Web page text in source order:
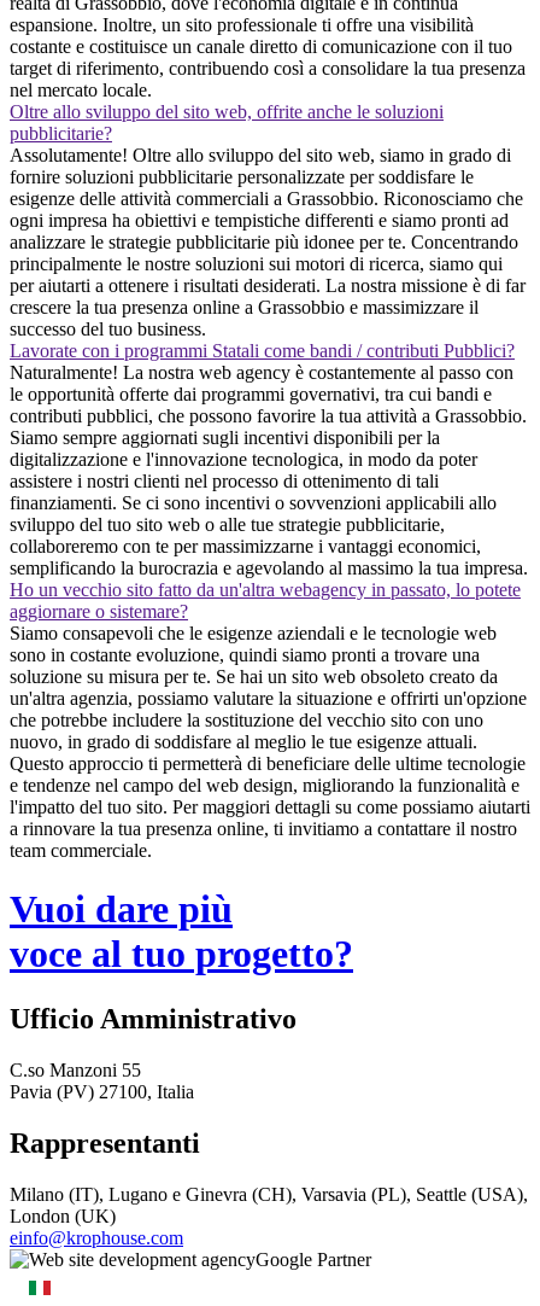
espansione. Inoltre, un sito professionale ti offre una visibilità
costante e costituisce un canale diretto di comunicazione con il tuo
target di riferimento, contribuendo così a consolidare la tua presenza
nel mercato locale.
Oltre allo sviluppo del sito web, offrite anche le soluzioni
pubblicitarie?
Assolutamente! Oltre allo sviluppo del sito web, siamo in grado di
fornire soluzioni pubblicitarie personalizzate per soddisfare le
esigenze delle attività commerciali a Grassobbio. Riconosciamo che
ogni impresa ha obiettivi e tempistiche differenti e siamo pronti ad
analizzare le strategie pubblicitarie più idonee per te. Concentrando
principalmente le nostre soluzioni sui motori di ricerca, siamo qui
per aiutarti a ottenere i risultati desiderati. La nostra missione è di far
crescere la tua presenza online a Grassobbio e massimizzare il
successo del tuo business.
Lavorate con i programmi Statali come bandi / contributi Pubblici?
Naturalmente! La nostra web agency è costantemente al passo con
le opportunità offerte dai programmi governativi, tra cui bandi e
contributi pubblici, che possono favorire la tua attività a Grassobbio.
Siamo sempre aggiornati sugli incentivi disponibili per la
digitalizzazione e l'innovazione tecnologica, in modo da poter
assistere i nostri clienti nel processo di ottenimento di tali
finanziamenti. Se ci sono incentivi o sovvenzioni applicabili allo
sviluppo del tuo sito web o alle tue strategie pubblicitarie,
collaboreremo con te per massimizzarne i vantaggi economici,
semplificando la burocrazia e agevolando al massimo la tua impresa.
Ho un vecchio sito fatto da un'altra webagency in passato, lo potete
aggiornare o sistemare?
Siamo consapevoli che le esigenze aziendali e le tecnologie web
sono in costante evoluzione, quindi siamo pronti a trovare una
soluzione su misura per te. Se hai un sito web obsoleto creato da
un'altra agenzia, possiamo valutare la situazione e offrirti un'opzione
che potrebbe includere la sostituzione del vecchio sito con uno
nuovo, in grado di soddisfare al meglio le tue esigenze attuali.
Questo approccio ti permetterà di beneficiare delle ultime tecnologie
e tendenze nel campo del web design, migliorando la funzionalità e
l'impatto del tuo sito. Per maggiori dettagli su come possiamo aiutarti
a rinnovare la tua presenza online, ti invitiamo a contattare il nostro
team commerciale.
Vuoi dare più
voce al tuo progetto?
Ufficio Amministrativo
C.so Manzoni 55
Pavia (PV) 27100, Italia
Rappresentanti
Milano (IT), Lugano e Ginevra (CH), Varsavia (PL), Seattle (USA),
London (UK)
einfo@krophouse.com